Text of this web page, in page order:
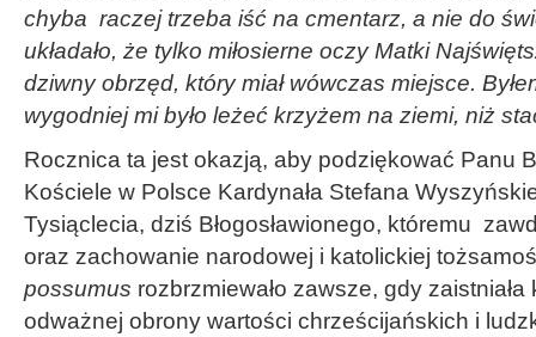
chyba raczej trzeba iść na cmentarz, a nie do
układało, że tylko miłosierne oczy Matki
dziwny obrzęd, który miał wówczas miejsce.
wygodniej mi było leżeć krzyżem na ziemi, niż
Rocznica ta jest okazją, aby podziękować Panu
Kościele w Polsce Kardynała Stefana
Tysiąclecia, dziś Błogosławionego, któremu
oraz zachowanie narodowej i katolickiej
possumus rozbrzmiewało zawsze, gdy
odważnej obrony wartości chrześcijańskich i